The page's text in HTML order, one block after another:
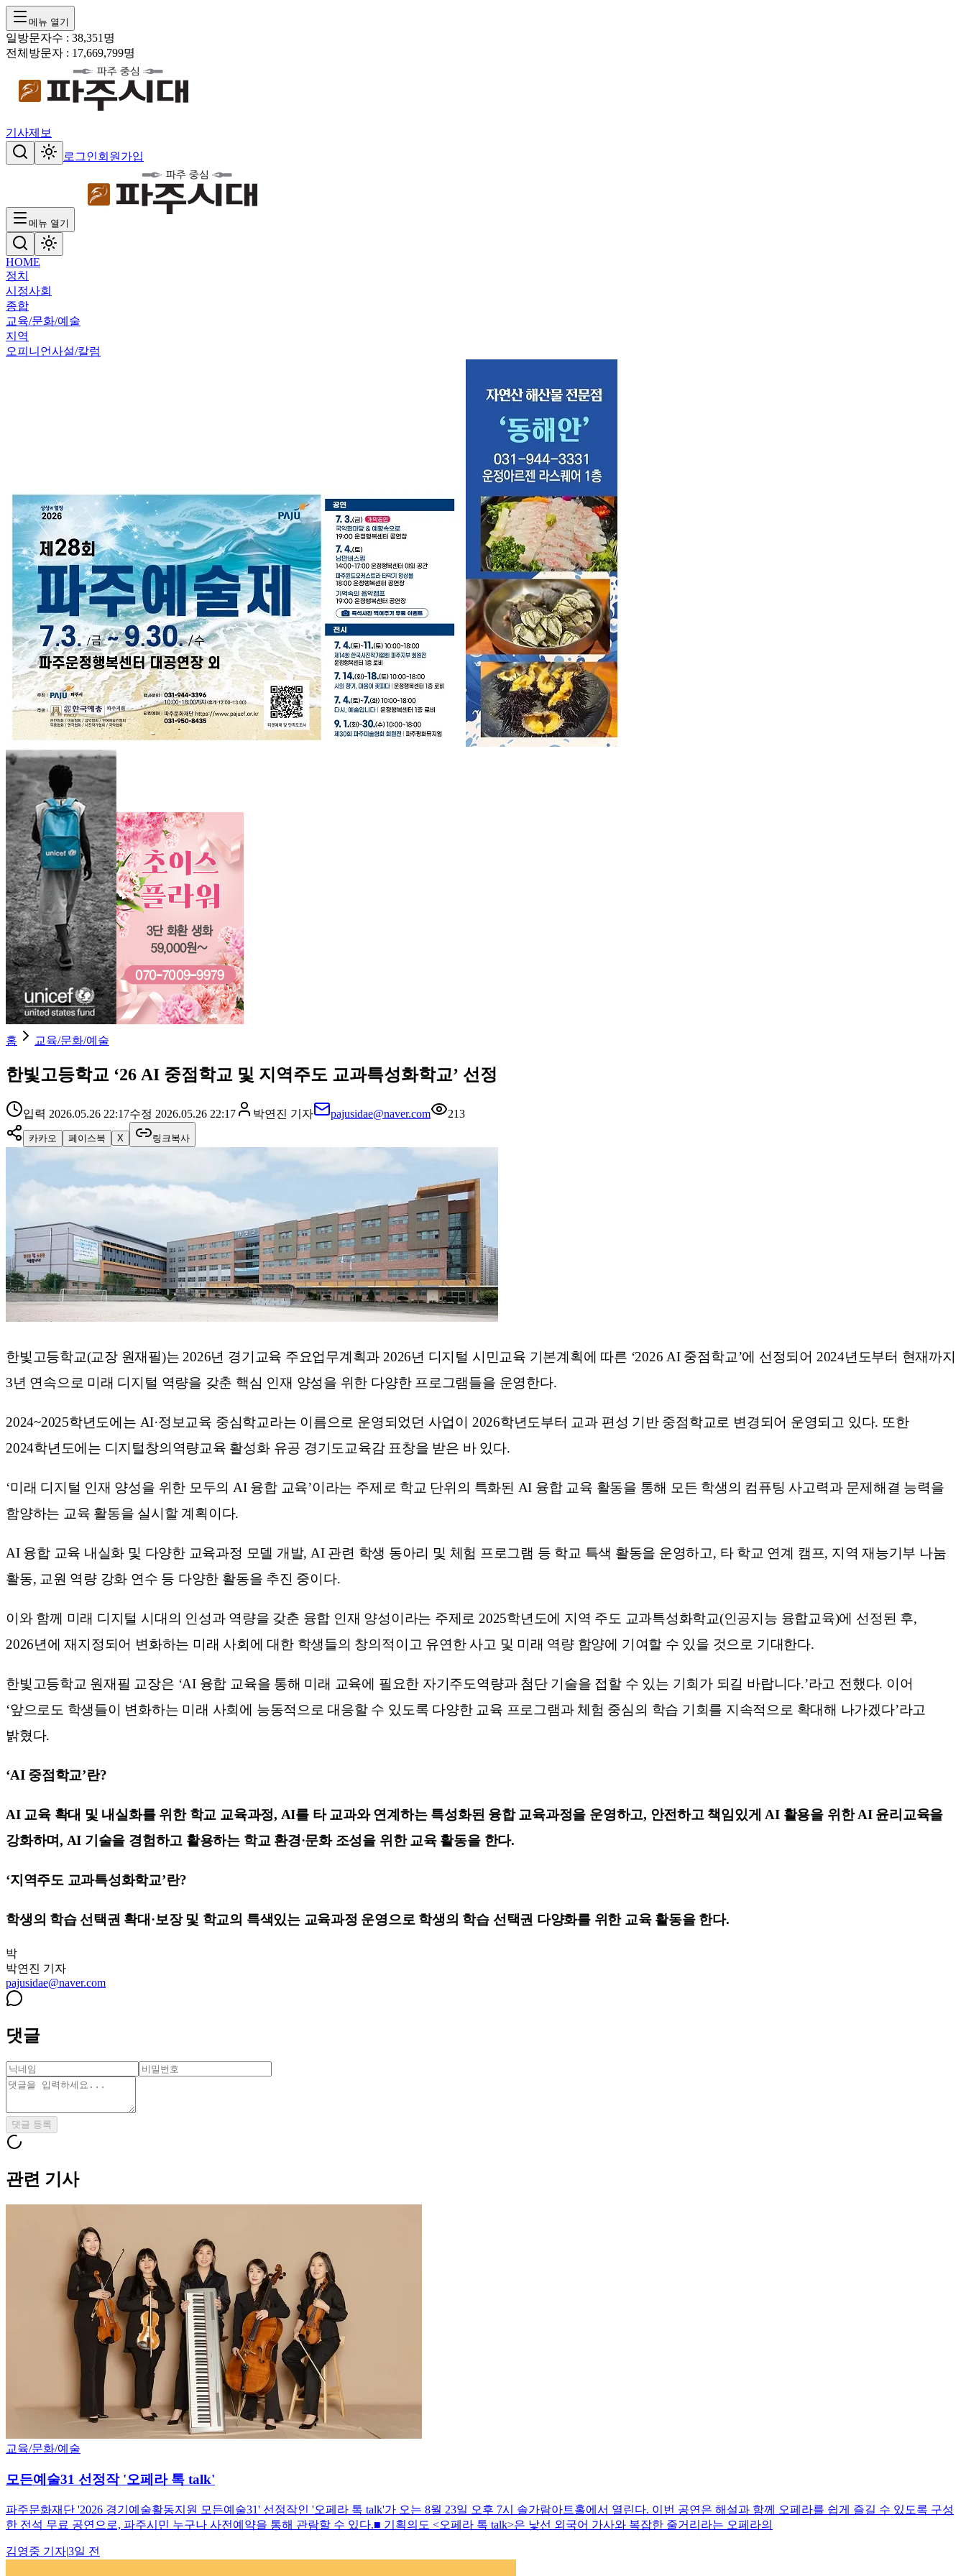
메뉴 열기
일방문자수 : 38,351 명
전체방문자 : 17,669,799명
기사제보
로그인회원가입
메뉴 열기
HOME
정치
시정사회
종합
교육/문화/예술
지역
오피니언사설/칼럼
홈 교육/문화/예술
한빛고등학교 ‘26 AI 중점학교 및 지역주도 교과특성화학교’ 선정
입력 2026.05.26 22:17수정 2026.05.26 22:17 박연진 기자 pajusidae@naver.com 213
카카오 페이스북 X 링크복사
한빛고등학교(교장 원재필)는 2026년 경기교육 주요업무계획과 2026년 디지털 시민교육 기본계획에 따른 ‘2026 AI 중점학교’에 선정되어 2024년도부터 현재까지
3년 연속으로 미래 디지털 역량을 갖춘 핵심 인재 양성을 위한 다양한 프로그램들을 운영한다.
2024~2025학년도에는 AI·정보교육 중심학교라는 이름으로 운영되었던 사업이 2026학년도부터 교과 편성 기반 중점학교로 변경되어 운영되고 있다. 또한
2024학년도에는 디지털창의역량교육 활성화 유공 경기도교육감 표창을 받은 바 있다.
‘미래 디지털 인재 양성을 위한 모두의 AI 융합 교육’이라는 주제로 학교 단위의 특화된 AI 융합 교육 활동을 통해 모든 학생의 컴퓨팅 사고력과 문제해결 능력을
함양하는 교육 활동을 실시할 계획이다.
AI 융합 교육 내실화 및 다양한 교육과정 모델 개발, AI 관련 학생 동아리 및 체험 프로그램 등 학교 특색 활동을 운영하고, 타 학교 연계 캠프, 지역 재능기부 나눔
활동, 교원 역량 강화 연수 등 다양한 활동을 추진 중이다.
이와 함께 미래 디지털 시대의 인성과 역량을 갖춘 융합 인재 양성이라는 주제로 2025학년도에 지역 주도 교과특성화학교(인공지능 융합교육)에 선정된 후,
2026년에 재지정되어 변화하는 미래 사회에 대한 학생들의 창의적이고 유연한 사고 및 미래 역량 함양에 기여할 수 있을 것으로 기대한다.
한빛고등학교 원재필 교장은 ‘AI 융합 교육을 통해 미래 교육에 필요한 자기주도역량과 첨단 기술을 접할 수 있는 기회가 되길 바랍니다.’라고 전했다. 이어
‘앞으로도 학생들이 변화하는 미래 사회에 능동적으로 대응할 수 있도록 다양한 교육 프로그램과 체험 중심의 학습 기회를 지속적으로 확대해 나가겠다’라고
밝혔다.
‘AI 중점학교’란?
AI 교육 확대 및 내실화를 위한 학교 교육과정, AI를 타 교과와 연계하는 특성화된 융합 교육과정을 운영하고, 안전하고 책임있게 AI 활용을 위한 AI 윤리교육을
강화하며, AI 기술을 경험하고 활용하는 학교 환경·문화 조성을 위한 교육 활동을 한다.
‘지역주도 교과특성화학교’란?
학생의 학습 선택권 확대·보장 및 학교의 특색있는 교육과정 운영으로 학생의 학습 선택권 다양화를 위한 교육 활동을 한다.
박
박연진 기자
pajusidae@naver.com
댓글
댓글 등록
관련 기사
교육/문화/예술
모든예술31 선정작 '오페라 톡 talk'
파주문화재단 '2026 경기예술활동지원 모든예술31' 선정작인 '오페라 톡 talk'가 오는 8월 23일 오후 7시 솔가람아트홀에서 열린다. 이번 공연은 해설과 함께 오페라를 쉽게 즐길 수 있도록 구성
한 전석 무료 공연으로, 파주시민 누구나 사전예약을 통해 관람할 수 있다.■ 기획의도 <오페라 톡 talk>은 낯선 외국어 가사와 복잡한 줄거리라는 오페라의
김영중 기자|3일 전